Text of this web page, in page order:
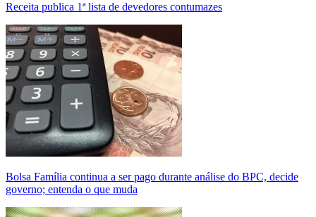
Receita publica 1ª lista de devedores contumazes
Bolsa Família continua a ser pago durante análise do BPC, decide
governo; entenda o que muda